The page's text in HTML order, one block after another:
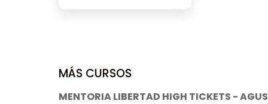
MÁS CURSOS
MENTORIA LIBERTAD HIGH TICKETS -